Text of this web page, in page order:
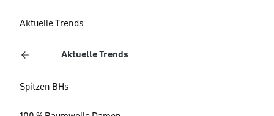
Aktuelle Trends
Aktuelle Trends
Spitzen BHs